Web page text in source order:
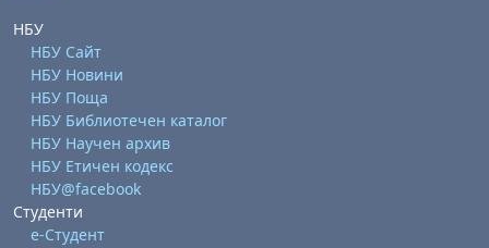
août
août21 août
samedi 22 août
dimanche 23 août
août
août 28 août
samedi 29 août
dimanche 30 août
НБУ
НБУ Сайт
НБУ Новини
НБУ Поща
НБУ Библиотечен каталог
НБУ Научен архив
НБУ Етичен кодекс
НБУ@facebook
Студенти
е-Студент